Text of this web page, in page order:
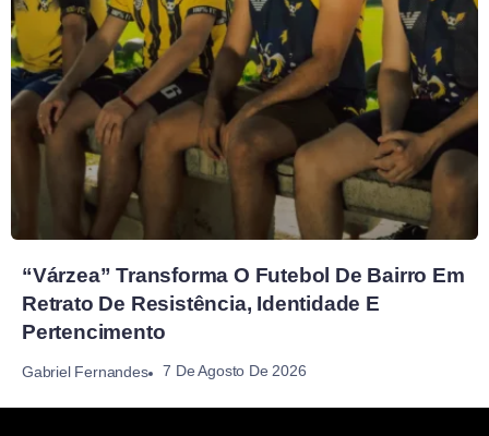
“Várzea” Transforma O Futebol De Bairro Em
Retrato De Resistência, Identidade E
Pertencimento
Gabriel Fernandes 7 De Agosto De 2026